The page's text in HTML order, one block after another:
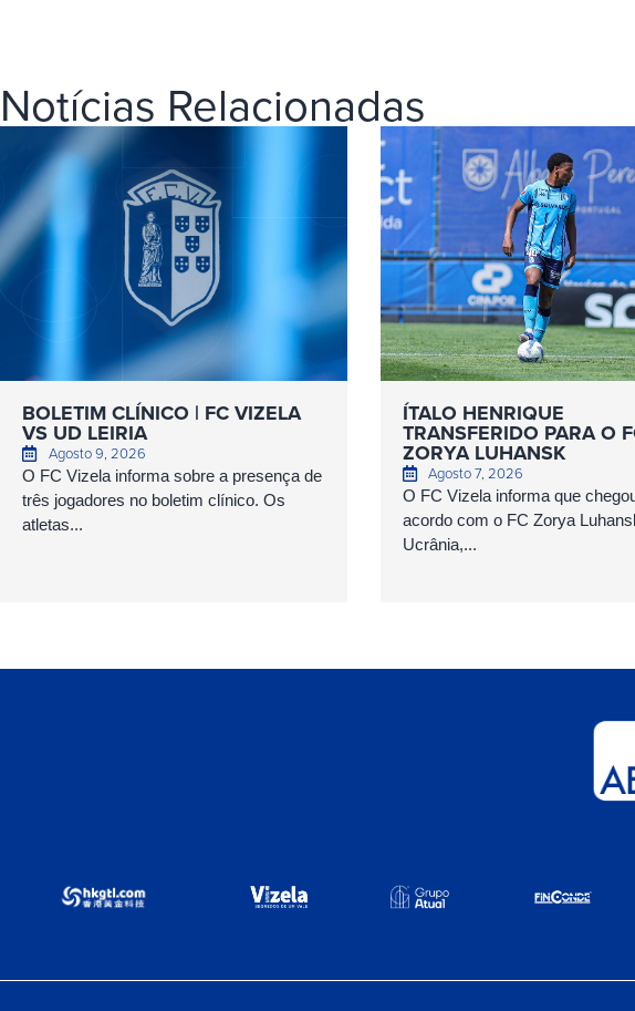
Notícias Relacionadas
BOLETIM CLÍNICO | FC VIZELA
VS UD LEIRIA
Agosto 9, 2026
O FC Vizela informa sobre a presença de
três jogadores no boletim clínico. Os
atletas...
ÍTALO HENRIQUE
TRANSFERIDO PARA O
ZORYA LUHANSK
Agosto 7, 2026
O FC Vizela informa que
acordo com o FC Zorya
Ucrânia,...